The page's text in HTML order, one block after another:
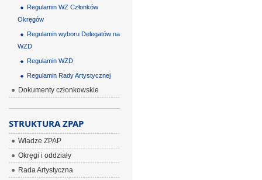
Regulamin WZ Członków
Okręgów
Regulamin wyboru Delegatów na
WZD
Regulamin WZD
Regulamin Rady Artystycznej
Dokumenty członkowskie
STRUKTURA ZPAP
Władze ZPAP
Okręgi i oddziały
Rada Artystyczna